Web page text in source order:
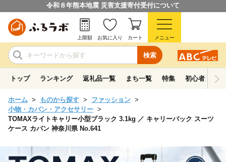
令和８年熊本地震 災害支援寄付受付について
検索
上限額 お気に入り カート メニュー
トップ ランキング 返礼品一覧 まち一覧 特集 初心者ガイド
ホーム ものから探す
ファッション
小物・カバン・アクセサリー
TOMAXライトキャリー小型ブラック 3.1kg ／ キャリーバック スーツ
ケース カバン 神奈川県 No.641